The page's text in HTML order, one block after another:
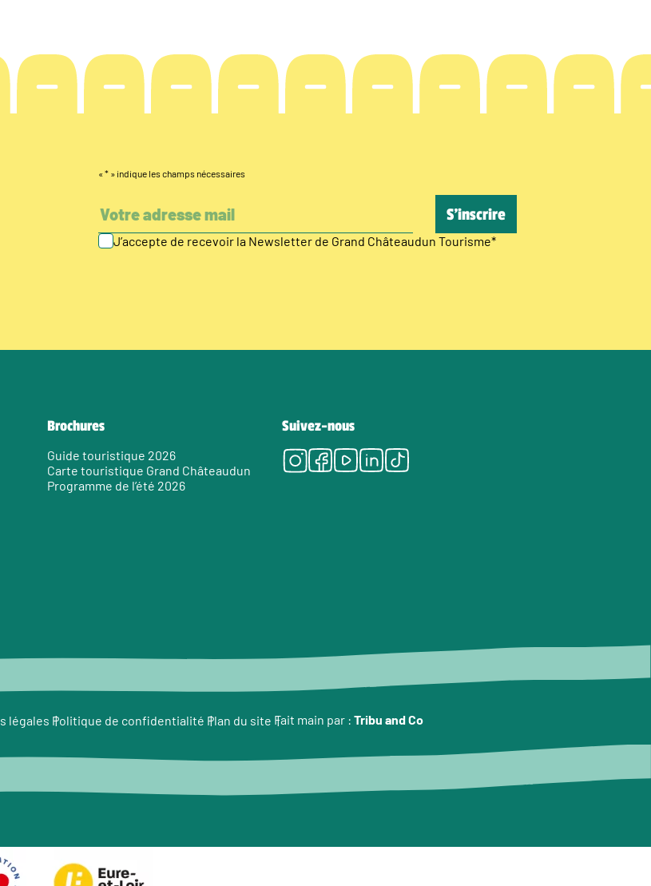
« * » indique les champs nécessaires
J’accepte de recevoir la Newsletter de Grand Châteaudun Tourisme*
Brochures
Guide touristique 2026
Carte touristique Grand Châteaudun
Programme de l’été 2026
Suivez-nous
Instagram
Facebook
Youtube
LinkedIn
Tiktok
légales Politique de confidentialité Plan du site Fait main par : Tribu and Co